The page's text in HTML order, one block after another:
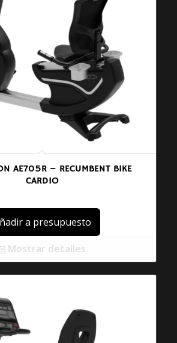
AE705R – RECUMBENT BIKE
CARDIO
a presupuesto
Mostrar detalles